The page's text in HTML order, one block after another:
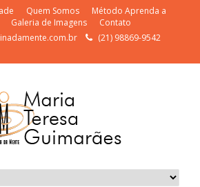
Quem Somos
Método Aprenda a
Galeria de Imagens
Contato
(21) 98869-9542